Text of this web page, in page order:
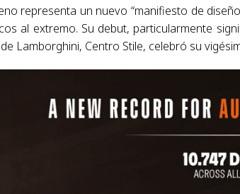
representa un nuevo “manifiesto de
al extremo. Su debut, particularmente
Lamborghini, Centro Stile, celebró su